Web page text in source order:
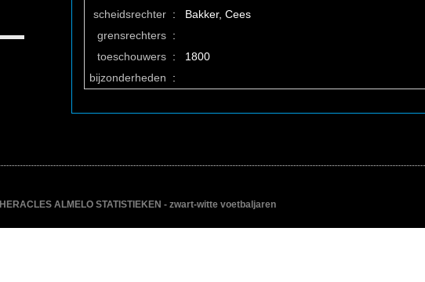
scheidsrechter :
Bakker, Cees
grensrechters :
toeschouwers :
1800
bijzonderheden
:
HERACLES ALMELO STATISTIEKEN - zwart-witte voetbaljaren